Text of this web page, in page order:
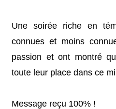
Une soirée riche en
connues et moins
passion et ont montré
toute leur place dans ce
Message reçu 100% !